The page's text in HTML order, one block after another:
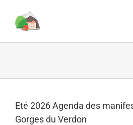
content
Eté 2026 Agenda des
Gorges du Verdon